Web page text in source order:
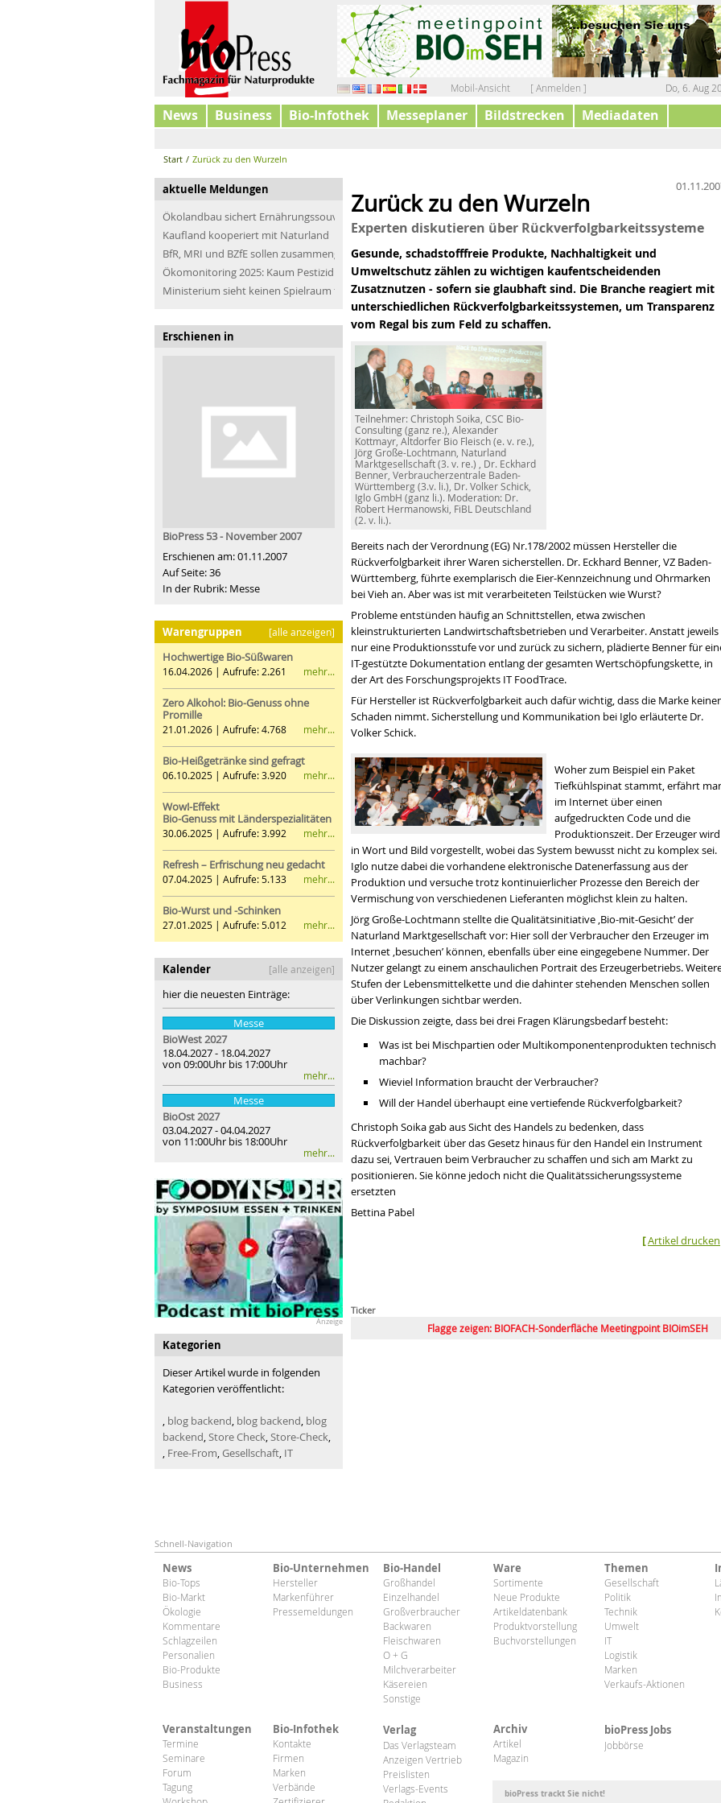
Mobil-Ansicht [ Anmelden ] Do, 6. Aug
News Business Bio-Infothek Messeplaner Bildstrecken Mediadaten
Start / Zurück zu den Wurzeln
aktuelle Meldungen
Ökolandbau sichert Ernährungssouveränität
Kaufland kooperiert mit Naturland
BfR, MRI und BZfE sollen zusammengeführt werden
Ökomonitoring 2025: Kaum Pestizidrückstände in Bio-Lebensmitteln
Ministerium sieht keinen Spielraum für nationale NGT-Koexistenzregeln
Erschienen in
BioPress 53 - November 2007
Erschienen am: 01.11.2007
Auf Seite: 36
In der Rubrik: Messe
Warengruppen [alle anzeigen]
Hochwertige Bio-Süßwaren
16.04.2026 | Aufrufe: 2.261 mehr...
Zero Alkohol: Bio-Genuss ohne
Promille
21.01.2026 | Aufrufe: 4.768 mehr...
Bio-Heißgetränke sind gefragt
06.10.2025 | Aufrufe: 3.920 mehr...
Wow!-Effekt
Bio-Genuss mit Länderspezialitäten
30.06.2025 | Aufrufe: 3.992 mehr...
Refresh – Erfrischung neu gedacht
07.04.2025 | Aufrufe: 5.133 mehr...
Bio-Wurst und -Schinken
27.01.2025 | Aufrufe: 5.012 mehr...
Kalender [alle anzeigen]
hier die neuesten Einträge:
Messe
BioWest 2027
18.04.2027 - 18.04.2027
von 09:00Uhr bis 17:00Uhr
mehr...
Messe
BioOst2027
03.04.2027 - 04.04.2027
von 11:00Uhr bis 18:00Uhr
mehr...
Anzeige
Kategorien
Dieser Artikel wurde in folgenden
Kategorien veröffentlicht:
blog backend blog backend blog
backend Store Check Store-Check
Free-From Gesellschaft IT
Zurück zu den Wurzeln
Experten diskutieren über Rückverfolgbarkeitssysteme
Gesunde, schadstofffreie Produkte, Nachhaltigkeit und
Umweltschutz zählen zu wichtigen kaufentscheidenden
Zusatznutzen - sofern sie glaubhaft sind. Die Branche reagiert mit
unterschiedlichen Rückverfolgbarkeitssystemen, um Transparenz
vom Regal bis zum Feld zu schaffen.
Teilnehmer: Christoph Soika, CSC Bio-
Consulting (ganz re.), Alexander
Kottmayr, Altdorfer Bio Fleisch (e. v. re.),
Jörg Große-Lochtmann, Naturland
Marktgesellschaft (3. v. re.) , Dr. Eckhard
Benner, Verbraucherzentrale Baden-
Württemberg (3.v. li.), Dr. Volker Schick,
Iglo GmbH (ganz li.). Moderation: Dr.
Robert Hermanowski, FiBL Deutschland
(2. v. li.).
Bereits nach der Verordnung (EG) Nr.178/2002 müssen Hersteller die
Rückverfolgbarkeit ihrer Waren sicherstellen. Dr. Eckhard Benner, VZ Baden-
Württemberg, führte exemplarisch die Eier-Kennzeichnung und Ohrmarken
bei Vieh an. Aber was ist mit verarbeiteten Teilstücken wie Wurst?
Probleme entstünden häufig an Schnittstellen, etwa zwischen
kleinstrukturierten Landwirtschaftsbetrieben und Verarbeiter. Anstatt jeweils
nur eine Produktionsstufe vor und zurück zu sichern, plädierte Benner für
IT-gestützte Dokumentation entlang der gesamten Wertschöpfungskette, in
der Art des Forschungsprojekts IT FoodTrace.
Für Hersteller ist Rückverfolgbarkeit auch dafür wichtig, dass die Marke
Schaden nimmt. Sicherstellung und Kommunikation bei Iglo erläuterte Dr.
Volker Schick.
Woher zum Beispiel ein Paket
Tiefkühlspinat stammt, erfährt
im Internet über einen
aufgedruckten Code und die
Produktionszeit. Der Erzeuger wird
in Wort und Bild vorgestellt, wobei das System bewusst nicht zu komplex sei.
Iglo nutze dabei die vorhandene elektronische Datenerfassung aus der
Produktion und versuche trotz kontinuierlicher Prozesse den Bereich der
Vermischung von verschiedenen Lieferanten möglichst klein zu halten.
Jörg Große-Lochtmann stellte die Qualitätsinitiative ‚Bio-mit-Gesicht’ der
Naturland Marktgesellschaft vor: Hier soll der Verbraucher den Erzeuger im
Internet ‚besuchen’ können, ebenfalls über eine eingegebene Nummer. Der
Nutzer gelangt zu einem anschaulichen Portrait des Erzeugerbetriebs.
Stufen der Lebensmittelkette und die dahinter stehenden Menschen sollen
über Verlinkungen sichtbar werden.
Die Diskussion zeigte, dass bei drei Fragen Klärungsbedarf besteht:
Was ist bei Mischpartien oder Multikomponentenprodukten technisch
machbar?
Wieviel Information braucht der Verbraucher?
Will der Handel überhaupt eine vertiefende Rückverfolgbarkeit?
Christoph Soika gab aus Sicht des Handels zu bedenken, dass
Rückverfolgbarkeit über das Gesetz hinaus für den Handel ein Instrument
dazu sei, Vertrauen beim Verbraucher zu schaffen und sich am Markt zu
positionieren. Sie könne jedoch nicht die Qualitätssicherungssysteme
ersetzten
Bettina Pabel
[Artikel drucken
Ticker
Flagge zeigen: BIOFACH-Sonderfläche Meetingpoint BIOimSEH
Schnell-Navigation
News
Bio-Tops
Bio-Markt
Ökologie
Kommentare
Schlagzeilen
Personalien
Bio-Produkte
Business
Bio-Unternehmen
Hersteller
Markenführer
Pressemeldungen
Bio-Handel
Großhandel
Einzelhandel
Großverbraucher
Backwaren
Fleischwaren
O + G
Milchverarbeiter
Käsereien
Sonstige
Ware
Sortimente
Neue Produkte
Artikeldatenbank
Produktvorstellung
Buchvorstellungen
Themen
Gesellschaft
Politik
Technik
Umwelt
IT
Logistik
Marken
Verkaufs-Aktionen
Veranstaltungen
Termine
Seminare
Forum
Tagung
Bio-Infothek
Kontakte
Firmen
Marken
Verbände
Verlag
Das Verlagsteam
Anzeigen Vertrieb
Preislisten
Verlags-Events
Archiv
Artikel
Magazin
bioPress Jobs
Jobbörse
bioPress trackt Sie nicht!